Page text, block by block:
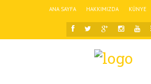
ANA SAYFA HAKKIMIZDA KÜNYE